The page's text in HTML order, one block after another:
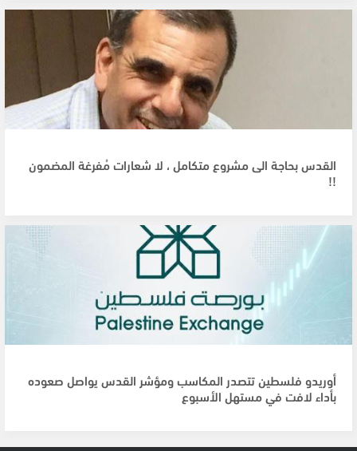
القدس بحاجة الى مشروع متكامل ، لا شعارات مُفرغة المضمون
!!
أوريدو فلسطين تتصدر المكاسب ومؤشر القدس يواصل صعوده
بأداء لافت في مستهل الأسبوع